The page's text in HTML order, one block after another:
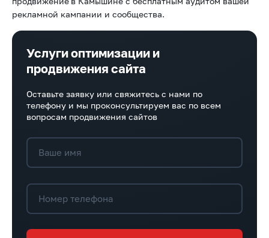
рекламной кампании и сообщества.
Услуги оптимизации и
продвижения сайта
Оставьте заявку или свяжитесь с нами по
телефону и мы проконсультируем вас по всем
вопросам продвижения сайтов
Ваше имя
Номер телефона